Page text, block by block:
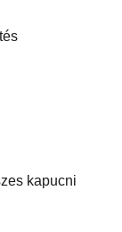
kapucni